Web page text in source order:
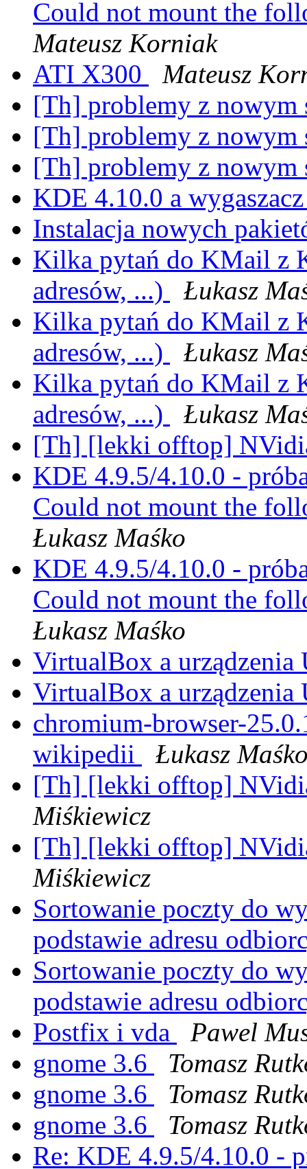
Could not mount the
Mateusz Korniak
ATI X300
Mateusz
[Th] problemy z nowym
[Th] problemy z nowym
[Th] problemy z nowym
KDE 4.10.0 a
Instalacja nowych
Kilka pytań do KMail z
adresów, ...)
Łukasz
Kilka pytań do KMail z
adresów, ...)
Łukasz
Kilka pytań do KMail z
adresów, ...)
Łukasz
[Th] [lekki offtop]
KDE 4.9.5/4.10.0 -
Could not mount the
Łukasz Maśko
KDE 4.9.5/4.10.0 -
Could not mount the
Łukasz Maśko
VirtualBox a
VirtualBox a
chromium-browser-
wikipedii
Łukasz
[Th] [lekki offtop]
Miśkiewicz
[Th] [lekki offtop]
Miśkiewicz
Sortowanie poczty do
podstawie adresu
Sortowanie poczty do
podstawie adresu
Postfix i vda
Pawel
gnome 3.6
Tomasz
gnome 3.6
Tomasz
gnome 3.6
Tomasz
Re: KDE 4.9.5/4.10.0 -